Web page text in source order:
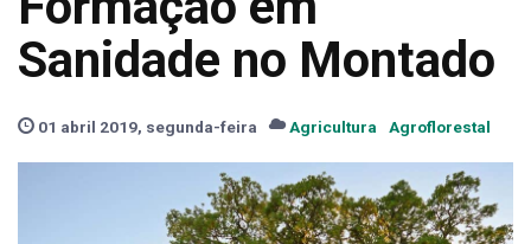
Sanidade no Montado
01 abril 2019, segunda-feira Agricultura Agroflorestal